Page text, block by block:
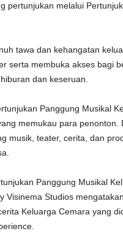
pertunjukan melalui
tawa dan kehangatan
serta membuka akses bagi
dan keseruan.
Panggung Musikal
memukau para penonton.
musik, teater, cerita, dan
Panggung Musikal
Visinema Studios
Keluarga Cemara yang